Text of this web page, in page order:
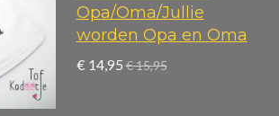
Opa/Oma/Jullie
worden Opa en Oma
€ 14,95 € 15,95